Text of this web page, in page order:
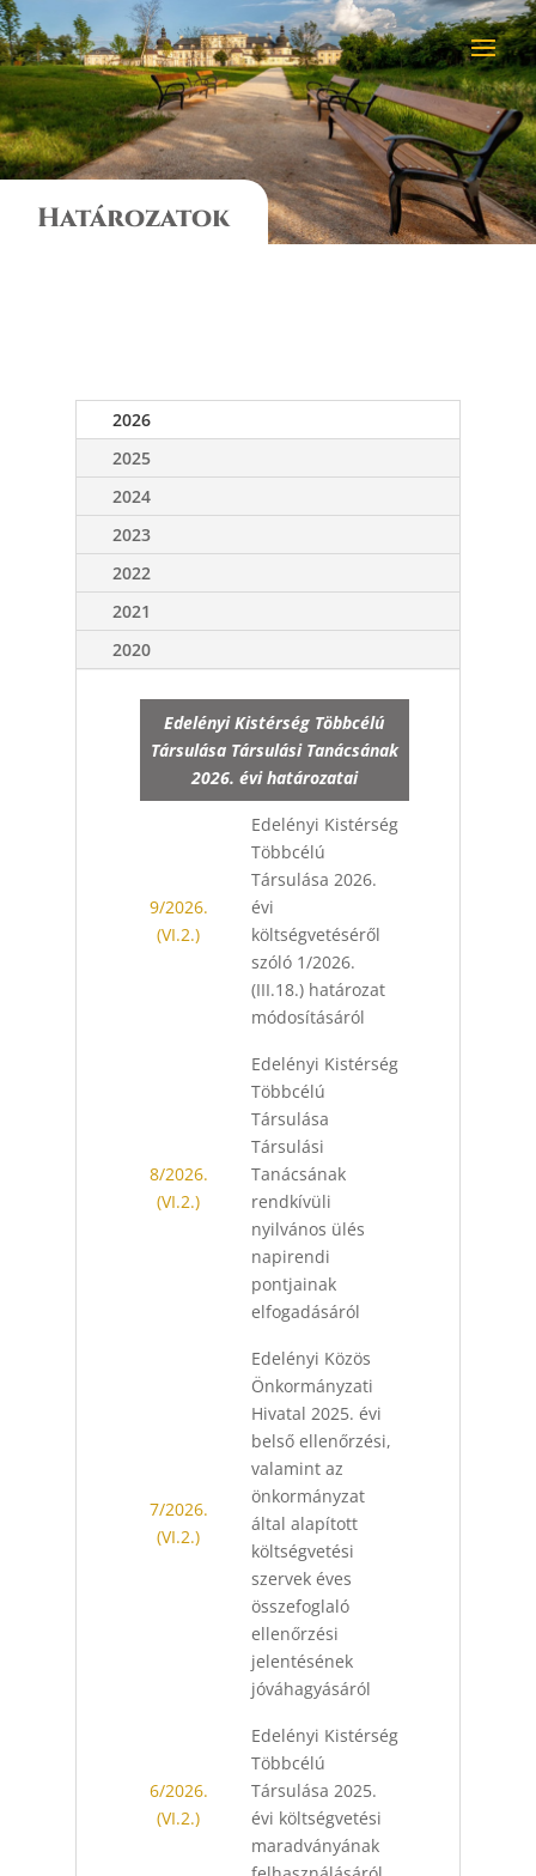
Határozatok
2026
2025
2024
2023
2022
2021
2020
Edelényi Kistérség Többcélú
Társulása Társulási Tanácsának
2026. évi határozatai
9/2026.
(VI.2.)
Edelényi Kistérség
Többcélú
Társulása 2026.
évi
költségvetéséről
szóló 1/2026.
(III.18.) határozat
módosításáról
8/2026.
(VI.2.)
Edelényi Kistérség
Többcélú
Társulása
Társulási
Tanácsának
rendkívüli
nyilvános ülés
napirendi
pontjainak
elfogadásáról
7/2026.
(VI.2.)
Edelényi Közös
Önkormányzati
Hivatal 2025. évi
belső ellenőrzési,
valamint az
önkormányzat
által alapított
költségvetési
szervek éves
összefoglaló
ellenőrzési
jelentésének
jóváhagyásáról
6/2026.
(VI.2.)
Edelényi Kistérség
Többcélú
Társulása 2025.
évi költségvetési
maradványának